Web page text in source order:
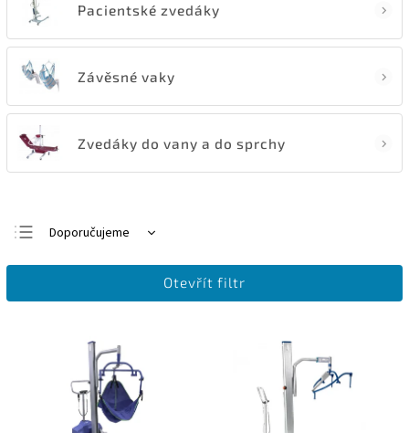
Pacientské zvedáky
Závěsné vaky
Zvedáky do vany a do sprchy
Doporučujeme
Nejlevnější
Abecedně
Otevřít filtr